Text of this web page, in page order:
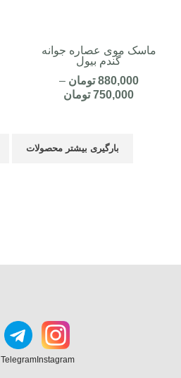
ماسک موی عصاره جوانه
گندم بیول
880,000 تومان –
750,000 تومان
بارگیری بیشتر محصولات
Instagram
Telegram